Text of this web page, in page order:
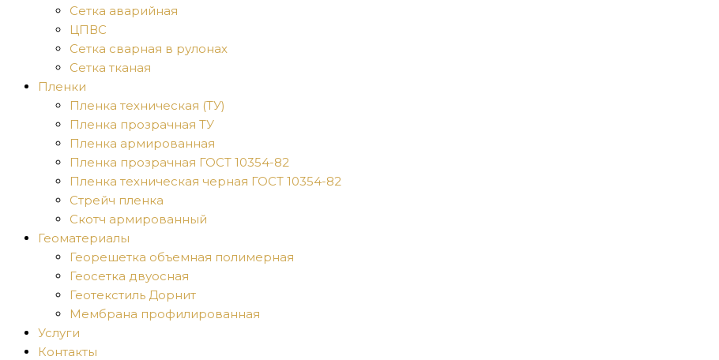
Сетка аварийная
ЦПВС
Сетка сварная в рулонах
Сетка тканая
Пленки
Пленка техническая (ТУ)
Пленка прозрачная ТУ
Пленка армированная
Пленка прозрачная ГОСТ 10354-82
Пленка техническая черная ГОСТ 10354-82
Стрейч пленка
Скотч армированный
Геоматериалы
Георешетка объемная полимерная
Геосетка двуосная
Геотекстиль Дорнит
Мембрана профилированная
Услуги
Контакты